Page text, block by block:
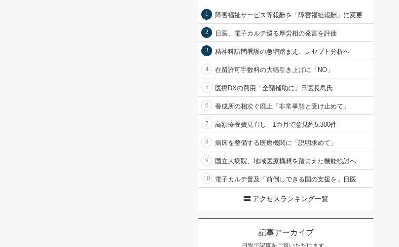
1 障害福祉サービス等報酬を「障害福祉報酬」に変更
2 日医、電子カルテ巡る厚労相の発言を評価
3 精神科訪問看護の急増踏まえ、レセプト分析へ
4 在留許可手数料の大幅引き上げに「NO」
5 医療DXの費用「全額補助に」日医長島氏
6 養成所の相次ぐ廃止「非常事態と受け止めて」
7 高額療養費見直し 1カ月で意見約5,300件
8 病床を整備する医療機関に「説明求めて」
9 国立大病院、地域医療構想を踏まえた機能検討へ
10 電子カルテ普及「前倒しできる国の支援を」日医
アクセスランキング一覧
記事アーカイブ
日別で記事をご覧いただけます。